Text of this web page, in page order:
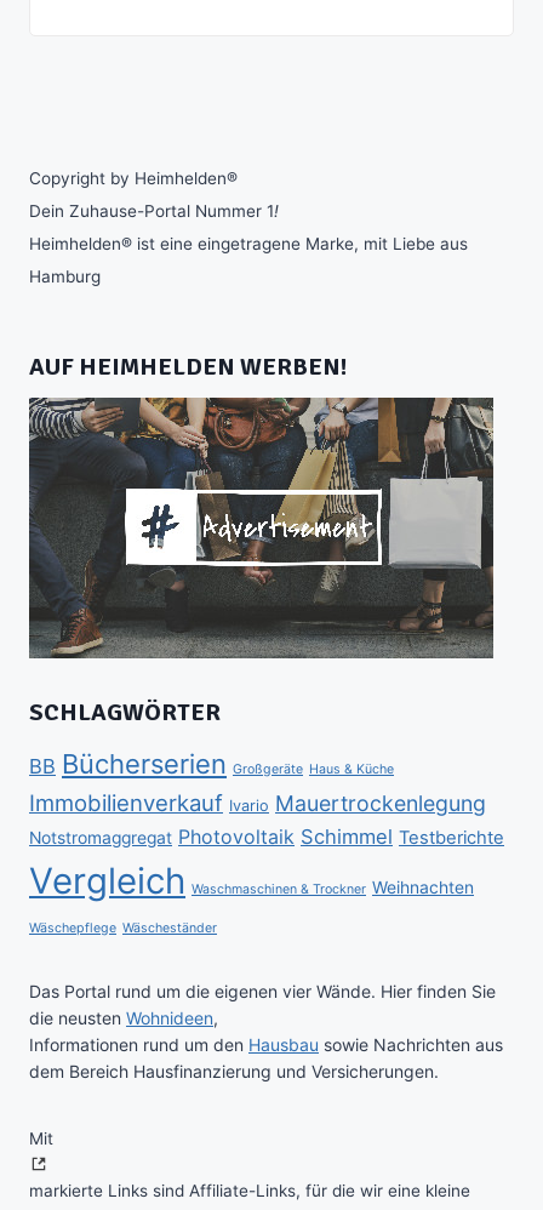
Copyright by Heimhelden®
Dein Zuhause-Portal Nummer 1!
Heimhelden® ist eine eingetragene Marke, mit Liebe aus
Hamburg
AUF HEIMHELDEN WERBEN!
SCHLAGWÖRTER
BB Bücherserien Großgeräte Haus & Küche
Immobilienverkauf Ivario Mauertrockenlegung
Notstromaggregat Photovoltaik Schimmel Testberichte
Vergleich Waschmaschinen & Trockner Weihnachten
Wäschepflege Wäscheständer
Das Portal rund um die eigenen vier Wände. Hier finden Sie
die neusten Wohnideen,
Informationen rund um den Hausbau sowie Nachrichten aus
dem Bereich Hausfinanzierung und Versicherungen.
Mit
markierte Links sind Affiliate-Links, für die wir eine kleine